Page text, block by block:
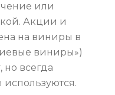
или
Акции и
на виниры в
виниры»)
но всегда
используются.